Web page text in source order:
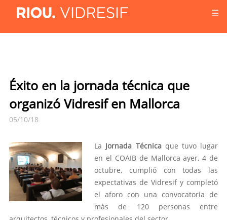
☰
Éxito en la jornada técnica que
organizó Vidresif en Mallorca
05/10/18
La Jornada Técnicaque tuvo lugar
en el COAIB de Mallorca ayer, 4 de
octubre, cumplió con todas las
expectativas de Vidresif y completó
el aforo con una convocatoria de
más de 120 personas entre